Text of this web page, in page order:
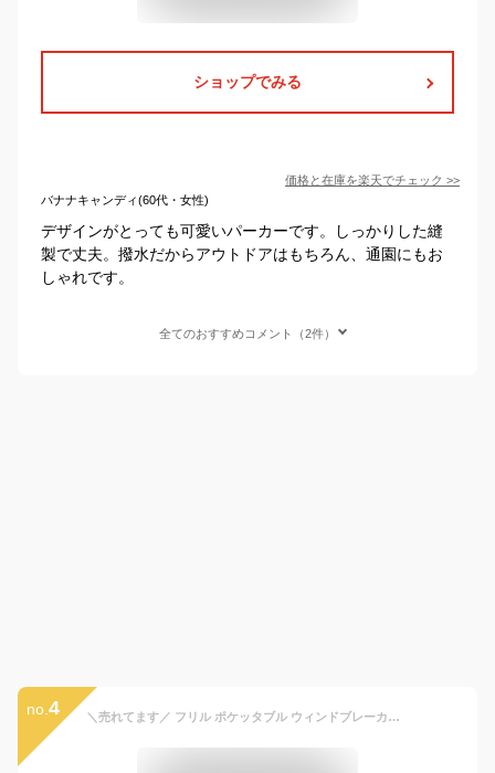
ショップでみる
価格と在庫を楽天でチェック >>
バナナキャンディ(60代・女性)
デザインがとっても可愛いパーカーです。しっかりした縫
製で丈夫。撥水だからアウトドアはもちろん、通園にもお
しゃれです。
全てのおすすめコメント（2件）
no. 4 ＼売れてます／ フリル ポケッタブル ウィンドブレーカー フード収納 OK ◆ 80-130 ◆◇ 秋 冬 春 薄手 女の子 ベビー 子ども こども 子供 服 子供服 ジャケット パーカー ジャンパー アウター ガーリー ウインドブレーカー ベルメゾン